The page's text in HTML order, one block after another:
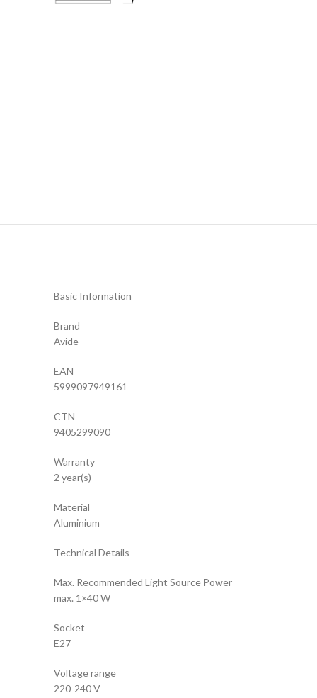
Basic Information
Brand
Avide
EAN
5999097949161
CTN
9405299090
Warranty
2 year(s)
Material
Aluminium
Technical Details
Max. Recommended Light Source Power
max. 1×40 W
Socket
E27
Voltage range
220-240 V